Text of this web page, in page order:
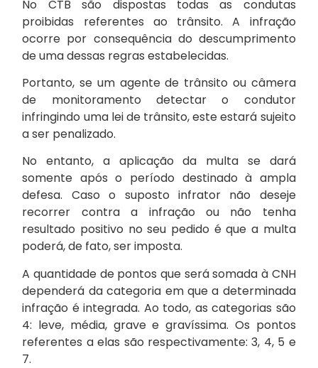
No CTB são dispostas todas as condutas
proibidas referentes ao trânsito. A infração
ocorre por consequência do descumprimento
de uma dessas regras estabelecidas.
Portanto, se um agente de trânsito ou câmera
de monitoramento detectar o condutor
infringindo uma lei de trânsito, este estará sujeito
a ser penalizado.
No entanto, a aplicação da multa se dará
somente após o período destinado à ampla
defesa. Caso o suposto infrator não deseje
recorrer contra a infração ou não tenha
resultado positivo no seu pedido é que a multa
poderá, de fato, ser imposta.
A quantidade de pontos que será somada à CNH
dependerá da categoria em que a determinada
infração é integrada. Ao todo, as categorias são
4: leve, média, grave e gravíssima. Os pontos
referentes a elas são respectivamente: 3, 4, 5 e
7.